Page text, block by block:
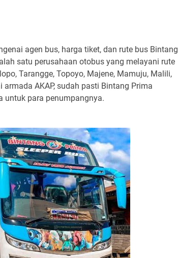
agen bus, harga tiket, dan rute bus Bintang
satu perusahaan otobus yang melayani rute
Tarangge, Topoyo, Majene, Mamuju, Malili,
AKAP, sudah pasti Bintang Prima
untuk para penumpangnya.